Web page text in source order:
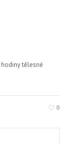
hodiny tělesné
0